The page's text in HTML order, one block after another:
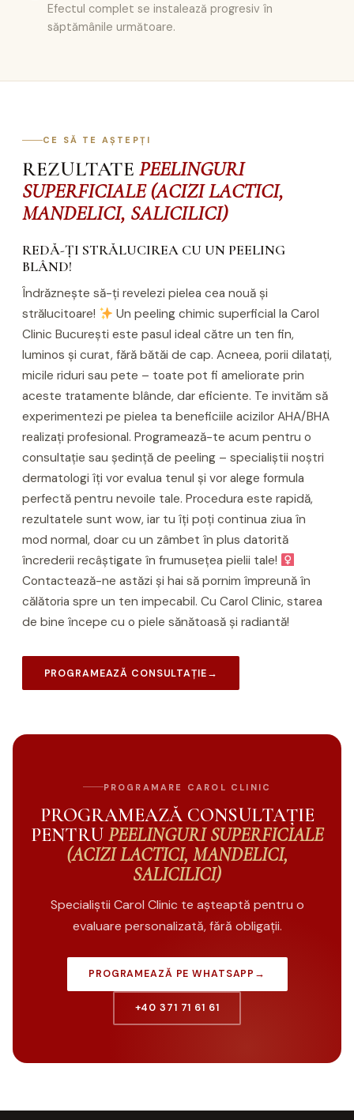
Efectul complet se instalează progresiv în
săptămânile următoare.
CE SĂ TE AȘTEPȚI
REZULTATE PEELINGURI
SUPERFICIALE (ACIZI LACTICI,
MANDELICI, SALICILICI)
REDĂ-ȚI STRĂLUCIREA CU UN PEELING
BLÂND!
Îndrăznește să-ți revelezi pielea cea nouă și
strălucitoare!
Un peeling chimic superficial la Carol
Clinic București este pasul ideal către un ten fin,
luminos și curat, fără bătăi de cap. Acneea, porii dilatați,
micile riduri sau pete – toate pot fi ameliorate prin
aceste tratamente blânde, dar eficiente. Te invităm să
experimentezi pe pielea ta beneficiile acizilor AHA/BHA
realizați profesional. Programează-te acum pentru o
consultație sau ședință de peeling – specialiștii noștri
dermatologi îți vor evalua tenul și vor alege formula
perfectă pentru nevoile tale. Procedura este rapidă,
rezultatele sunt wow, iar tu îți poți continua ziua în
mod normal, doar cu un zâmbet în plus datorită
încrederii recâștigate în frumusețea pielii tale! ‍
Contactează-ne astăzi și hai să pornim împreună în
călătoria spre un ten impecabil. Cu Carol Clinic, starea
de bine începe cu o piele sănătoasă și radiantă!
PROGRAMEAZĂ CONSULTAȚIE→
PROGRAMARE CAROL CLINIC
PROGRAMEAZĂ CONSULTAȚIE
PENTRU PEELINGURI SUPERFICIALE
(ACIZI LACTICI, MANDELICI,
SALICILICI)
Specialiștii Carol Clinic te așteaptă pentru o
evaluare personalizată, fără obligații.
PROGRAMEAZĂ PE WHATSAPP →
+40 371 71 61 61